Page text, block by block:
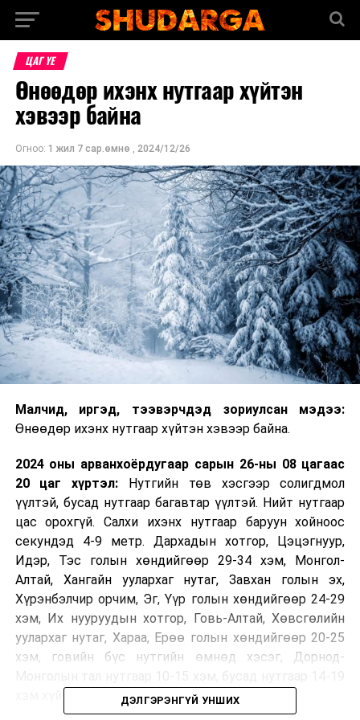
ЦАГ ҮЕ
Өнөөдөр ихэнх нутгаар хүйтэн
хэвээр байна
Огноо: 1 жил 7 сар.өмнө , 2024/12/26
Малчид, иргэд, тээвэрчдэд зориулсан мэдээ:
Өнөөдөр ихэнх нутгаар хүйтэн хэвээр байна.
2024 оны арванхоёрдугаар сарын 26-ны 08 цагаас
20 цаг хүртэл: Нутгийн төв хэсгээр солигдмол
үүлтэй, бусад нутгаар багавтар үүлтэй. Нийт нутгаар
цас орохгүй. Салхи ихэнх нутгаар баруун хойноос
секундэд 4-9 метр. Дархадын хотгор, Цэцэгнуур,
Идэр, Тэс голын хөндийгөөр 29-34 хэм, Монгол-
Алтай, Хангайн уулархаг нутаг, Завхан голын эх,
Хүрэнбэлчир орчим, Эг, Үүр голын хөндийгөөр 24-29
хэм, Их нууруудын хотгор, Говь-Алтай, Хөвсгөлийн
уулархаг нутаг, Хараа, Ерөө голын хөндийгөөр 20-25
хэм, говийн бүс нутгийн өмнөд хэсэг, Дорнод-
хэм хүйтэн байна.ДЭЛГЭРЭНГҮЙ УНШИХ